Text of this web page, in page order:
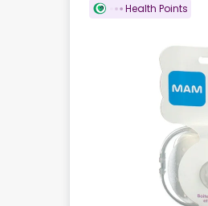
Cosmética Health Points